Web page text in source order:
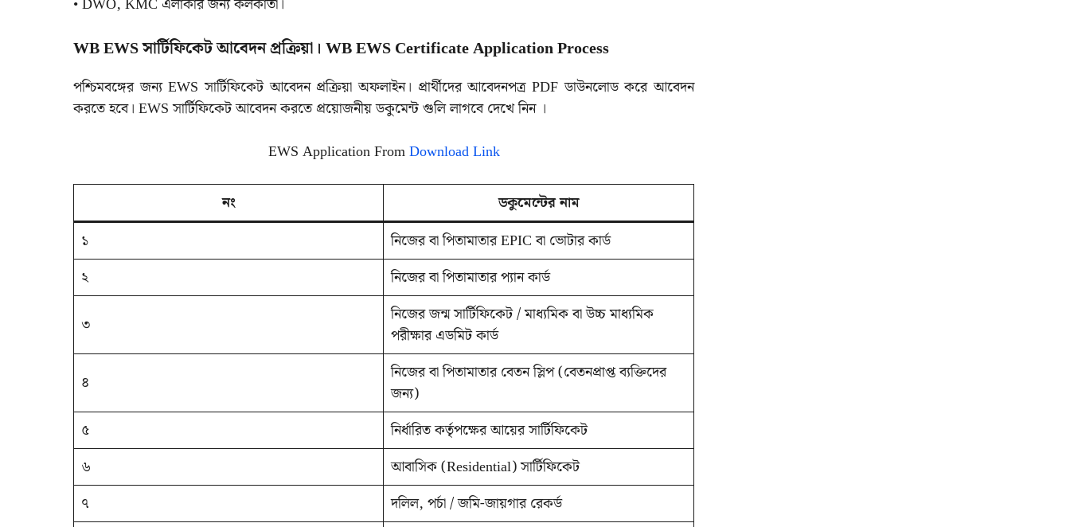
WB EWS সার্টিফিকেট আবেদন প্রক্রিয়া। WB EWS Certificate Application Process
পশ্চিমবঙ্গের জন্য EWS সার্টিফিকেট আবেদন প্রক্রিয়া অফলাইন। প্রার্থীদের আবেদনপত্র PDF ডাউনলোড করে আবেদন
করতে হবে। EWS সার্টিফিকেট আবেদন করতে প্রয়োজনীয় ডকুমেন্ট গুলি লাগবে দেখে নিন ।
EWS Application FromDownload Link
নং
ডকুমেন্টের নাম
১
নিজের বা পিতামাতার EPIC বা ভোটার কার্ড
২
নিজের বা পিতামাতার প্যান কার্ড
৩
নিজের জন্ম সার্টিফিকেট / মাধ্যমিক বা উচ্চ মাধ্যমিক
পরীক্ষার এডমিট কার্ড
৪
নিজের বা পিতামাতার বেতন স্লিপ (বেতনপ্রাপ্ত ব্যক্তিদের
জন্য)
৫
নির্ধারিত কর্তৃপক্ষের আয়ের সার্টিফিকেট
৬
আবাসিক (Residential) সার্টিফিকেট
৭
দলিল, পর্চা / জমি-জায়গার রেকর্ড